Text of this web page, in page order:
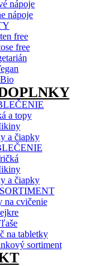
nápoje
nápoje
free
free
Bio
a topy
a čiapky
a čiapky
na cvičenie
na tabletky
sortiment